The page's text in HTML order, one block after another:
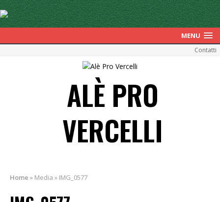
MENU
Contatti
ALÈ PRO
VERCELLI
Home » Media » IMG_0577